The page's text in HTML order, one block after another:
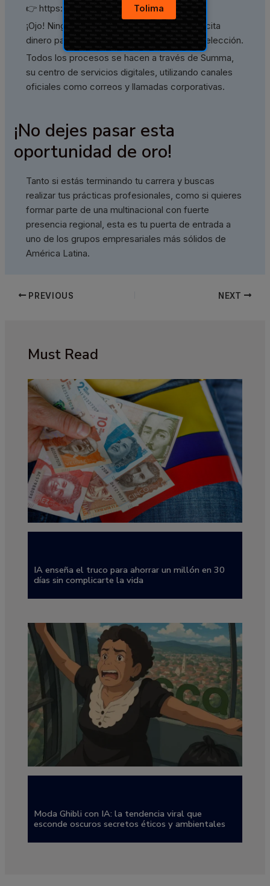
👉 https://jobs.grupoargos.com
¡Ojo! Ninguna empresa del Grupo Argos solicita
dinero para participar en sus procesos de selección.
Todos los procesos se hacen a través de Summa,
su centro de servicios digitales, utilizando canales
oficiales como correos y llamadas corporativas.
¡No dejes pasar esta
oportunidad de oro!
Tanto si estás terminando tu carrera y buscas
realizar tus prácticas profesionales, como si quieres
formar parte de una multinacional con fuerte
presencia regional, esta es tu puerta de entrada a
uno de los grupos empresariales más sólidos de
América Latina.
PREVIOUS NEXT
Must Read
IA enseña el truco para ahorrar un millón en 30
días sin complicarte la vida
Moda Ghibli con IA: la tendencia viral que
esconde oscuros secretos éticos y ambientales
Tolima